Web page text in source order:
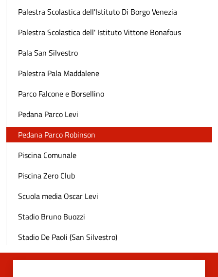
Palestra Scolastica dell'Istituto Di Borgo Venezia
Palestra Scolastica dell' Istituto Vittone Bonafous
Pala San Silvestro
Palestra Pala Maddalene
Parco Falcone e Borsellino
Pedana Parco Levi
Pedana Parco Robinson
Piscina Comunale
Piscina Zero Club
Scuola media Oscar Levi
Stadio Bruno Buozzi
Stadio De Paoli (San Silvestro)